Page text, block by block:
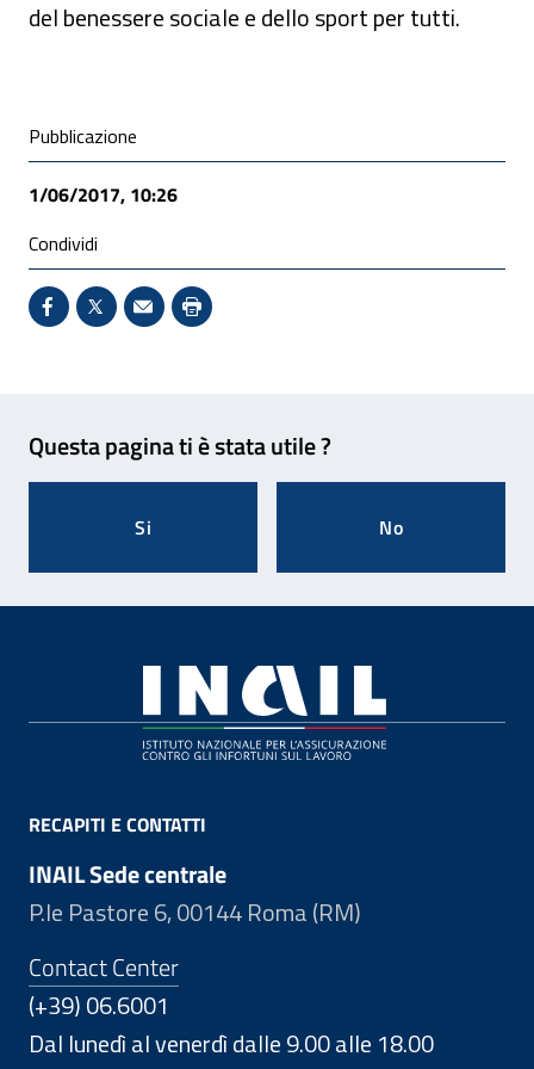
del benessere sociale e dello sport per tutti.
Condivisione social
Pubblicazione
1/06/2017, 10:26
Condividi
Condividi su Facebook - Sito esterno - Apertura in
X - Sito esterno - Apertura in nuova finestra
Invio Mail: apre il programma di posta
Stampa pagina: scelta meno
Questa pagina ti è stata utile ?
Si No
RECAPITI E CONTATTI
INAIL Sede centrale
P.le Pastore 6, 00144 Roma (RM)
Contact Center
(+39) 06.6001
Dal lunedì al venerdì dalle 9.00 alle 18.00